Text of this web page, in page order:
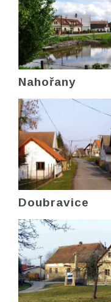
Nahořany
Doubravice